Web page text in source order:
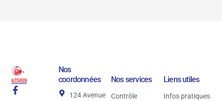
Nos
coordonnées
124 Avenue
Nos services
Contrôle
Liens utiles
Infos pratiques